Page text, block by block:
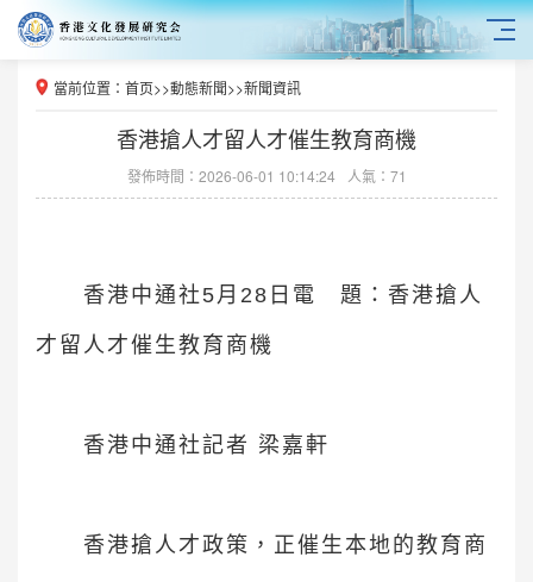
當前位置： 首页>>動態新聞>>新聞資訊
香港搶人才留人才催生教育商機
發佈時間：2026-06-01 10:14:24 人氣：71
香港中通社5月28日電 題：香港搶人
才留人才催生教育商機
香港中通社記者 梁嘉軒
香港搶人才政策，正催生本地的教育商